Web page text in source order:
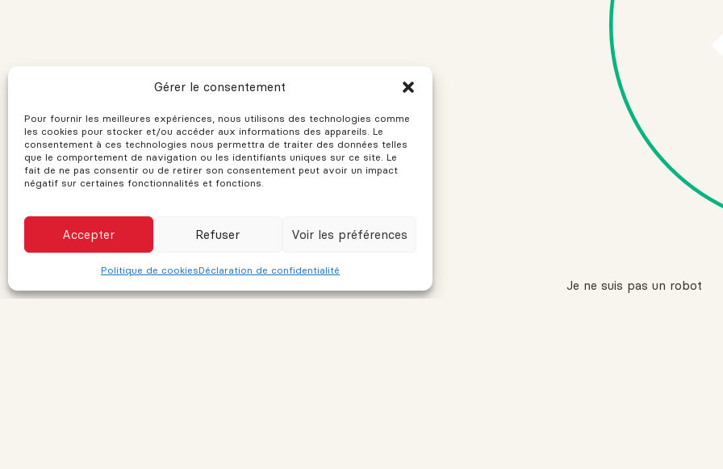
Gérer le consentement
Pour fournir les meilleures expériences, nous utilisons des technologies comme
les cookies pour stocker et/ou accéder aux informations des appareils. Le
consentement à ces technologies nous permettra de traiter des données telles
que le comportement de navigation ou les identifiants uniques sur ce site. Le
fait de ne pas consentir ou de retirer son consentement peut avoir un impact
négatif sur certaines fonctionnalités et fonctions.
Accepter Refuser Voir les préférences
Politique de cookiesDéclaration de confidentialité
Je ne suis pas un robot